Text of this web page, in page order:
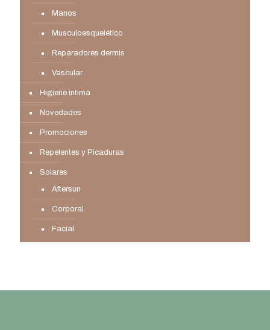
Manos
Musculoesquelético
Reparadores dermis
Vascular
Higiene intima
Novedades
Promociones
Repelentes y Picaduras
Solares
Aftersun
Corporal
Facial